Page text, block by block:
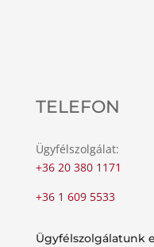
TELEFON
Ügyfélszolgálat:
+36 20 380 1171
+36 1 609 5533
Ügyfélszolgálatunk